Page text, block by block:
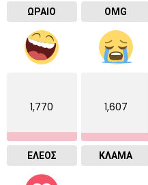
ΩΡΑΙΟ OMG
1,770
ΕΛΕΟΣ
1,607
ΚΛΑΜΑ